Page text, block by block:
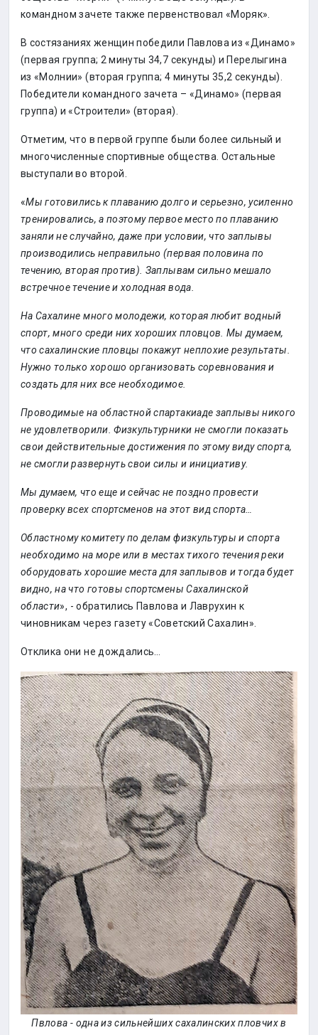
командном зачете также первенствовал «Моряк».
В состязаниях женщин победили Павлова из «Динамо»
(первая группа; 2 минуты 34,7 секунды) и Перелыгина
из «Молнии» (вторая группа; 4 минуты 35,2 секунды).
Победители командного зачета – «Динамо» (первая
группа) и «Строители» (вторая).
Отметим, что в первой группе были более сильный и
многочисленные спортивные общества. Остальные
выступали во второй.
«Мы готовились к плаванию долго и серьезно, усиленно
тренировались, а поэтому первое место по плаванию
заняли не случайно, даже при условии, что заплывы
производились неправильно (первая половина по
течению, вторая против). Заплывам сильно мешало
встречное течение и холодная вода.
На Сахалине много молодежи, которая любит водный
спорт, много среди них хороших пловцов. Мы думаем,
что сахалинские пловцы покажут неплохие результаты.
Нужно только хорошо организовать соревнования и
создать для них все необходимое.
Проводимые на областной спартакиаде заплывы никого
не удовлетворили. Физкультурники не смогли показать
свои действительные достижения по этому виду спорта,
не смогли развернуть свои силы и инициативу.
Мы думаем, что еще и сейчас не поздно провести
проверку всех спортсменов на этот вид спорта…
Областному комитету по делам физкультуры и спорта
необходимо на море или в местах тихого течения реки
оборудовать хорошие места для заплывов и тогда будет
видно, на что готовы спортсмены Сахалинской
области», - обратились Павлова и Лаврухин к
чиновникам через газету «Советский Сахалин».
Отклика они не дождались…
Пвлова - одна из сильнейших сахалинских пловчих в